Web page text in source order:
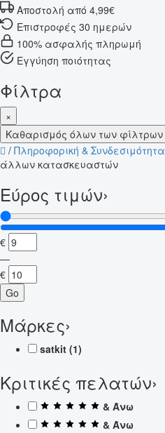
Αποστολή από 4,99€
Επιστροφές 30 ημερών
100% ασφαλής πληρωμή
Εγγύηση ποιότητας
Φίλτρα
×
Καθαρισμός όλων των φίλτρων
/ Πληροφορική & Συνδεσιμότητα
άλλων κατασκευαστών
Εύρος τιμών›
€
—
€
Go
Μάρκες›
satkit (1)
Κριτικές πελατών›
& Άνω
& Άνω